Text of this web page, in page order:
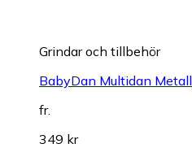
Grindar och tillbehör
BabyDan Multidan Metall
fr.
349 kr